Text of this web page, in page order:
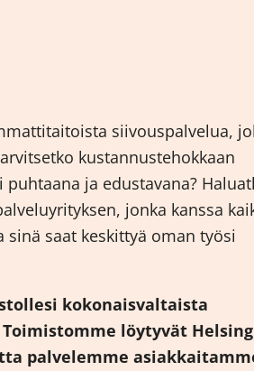
siivouspalvelua,
kustannustehokkaan
ja edustavana?
jonka kanssa
saat keskittyä oman työsi
kokonaisvaltaista
löytyvät
palvelemme